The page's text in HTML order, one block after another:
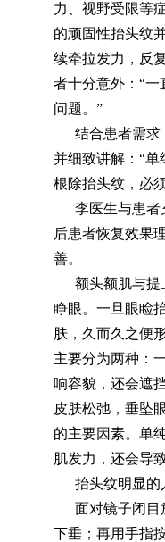
力、视野受限等
的顽固性抬头纹
续牵拉发力，反
者十分意外：“
问题。”
结合患者需
并细致讲解：“
根除抬头纹，必
李医生与患
后患者恢复效果
善。
额头额肌与
睁眼。一旦眼睑
肤，久而久之便
主要分为两种：
响容貌，还会遮
皮肤松弛，垂坠
的主要因素。单
肌发力，还会导
抬头纹明显
面对镜子闭
下垂；再用手指